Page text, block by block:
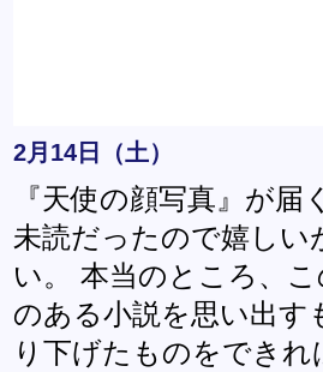
2月14日（土）
『天使の顔写真』が
未読だったので嬉しい
い。 本当のところ、
のある小説を思い出す
り下げたものをでき